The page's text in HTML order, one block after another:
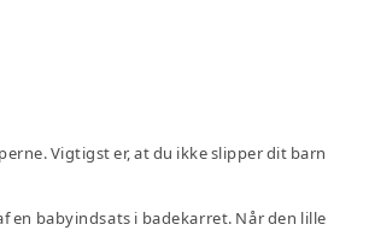
Vigtigst er, at du ikke slipper dit barn
en babyindsats i badekarret. Når den lille